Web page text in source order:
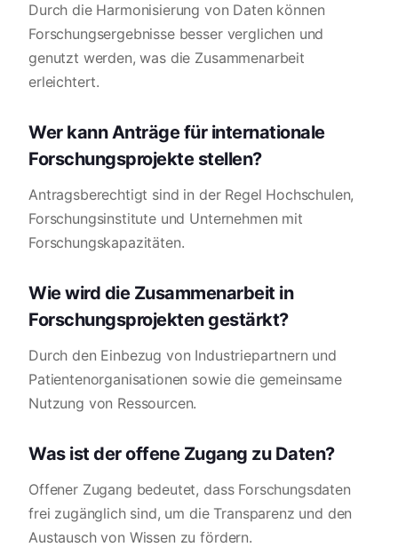
Durch die Harmonisierung von Daten können
Forschungsergebnisse besser verglichen und
genutzt werden, was die Zusammenarbeit
erleichtert.
Wer kann Anträge für internationale
Forschungsprojekte stellen?
Antragsberechtigt sind in der Regel Hochschulen,
Forschungsinstitute und Unternehmen mit
Forschungskapazitäten.
Wie wird die Zusammenarbeit in
Forschungsprojekten gestärkt?
Durch den Einbezug von Industriepartnern und
Patientenorganisationen sowie die gemeinsame
Nutzung von Ressourcen.
Was ist der offene Zugang zu Daten?
Offener Zugang bedeutet, dass Forschungsdaten
frei zugänglich sind, um die Transparenz und den
Austausch von Wissen zu fördern.